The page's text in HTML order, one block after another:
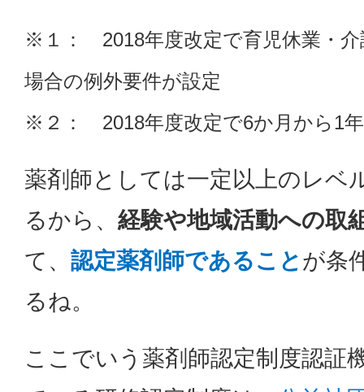
※１： 2018年度改定で育児休業・介
場合の例外要件が設定
※２： 2018年度改定で6か月から1
薬剤師としては一定以上のレベ
るから、 経験や地域活動への取
て、 認定薬剤師であることが条
るね。
ここでいう薬剤師認定制度認証